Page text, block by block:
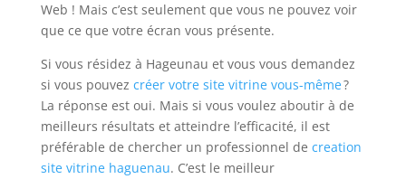
Web ! Mais c’est seulement que vous ne pouvez voir
que ce que votre écran vous présente.
Si vous résidez à Hageunau et vous vous demandez
si vous pouvez créer votre site vitrine vous-même?
La réponse est oui. Mais si vous voulez aboutir à de
meilleurs résultats et atteindre l’efficacité, il est
préférable de chercher un professionnel de creation
site vitrine haguenau. C’est le meilleur